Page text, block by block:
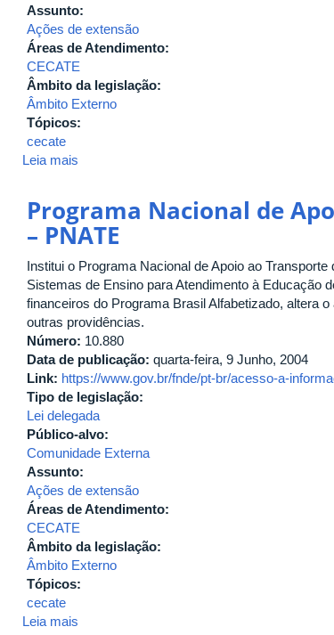
outras
providências
Assunto:
Ações de extensão
Áreas de Atendimento:
CECATE
Âmbito da legislação:
Âmbito Externo
Tópicos:
cecate
Leia mais
Escola
Programa Nacional de
– PNATE
Institui o Programa Nacional de Apoio ao
Sistemas de Ensino para Atendimento à Educação
financeiros do Programa Brasil Alfabetizado, altera
outras providências.
Número: 10.880
Data de publicação: quarta-feira, 9 Junho, 2004
Link: https://www.gov.br/fnde/pt-br/acesso-a-
Tipo de legislação:
Lei delegada
Público-alvo:
Comunidade Externa
Assunto:
Ações de extensão
Áreas de Atendimento:
CECATE
Âmbito da legislação:
Âmbito Externo
Tópicos:
cecate
Leia mais